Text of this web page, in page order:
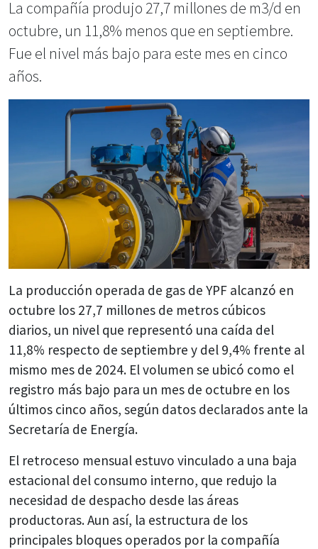
La compañía produjo 27,7 millones de m3/d en
octubre, un 11,8% menos que en septiembre.
Fue el nivel más bajo para este mes en cinco
años.
La producción operada de gas de YPF alcanzó en
octubre los 27,7 millones de metros cúbicos
diarios, un nivel que representó una caída del
11,8% respecto de septiembre y del 9,4% frente al
mismo mes de 2024. El volumen se ubicó como el
registro más bajo para un mes de octubre en los
últimos cinco años, según datos declarados ante la
Secretaría de Energía.
El retroceso mensual estuvo vinculado a una baja
estacional del consumo interno, que redujo la
necesidad de despacho desde las áreas
productoras. Aun así, la estructura de los
principales bloques operados por la compañía